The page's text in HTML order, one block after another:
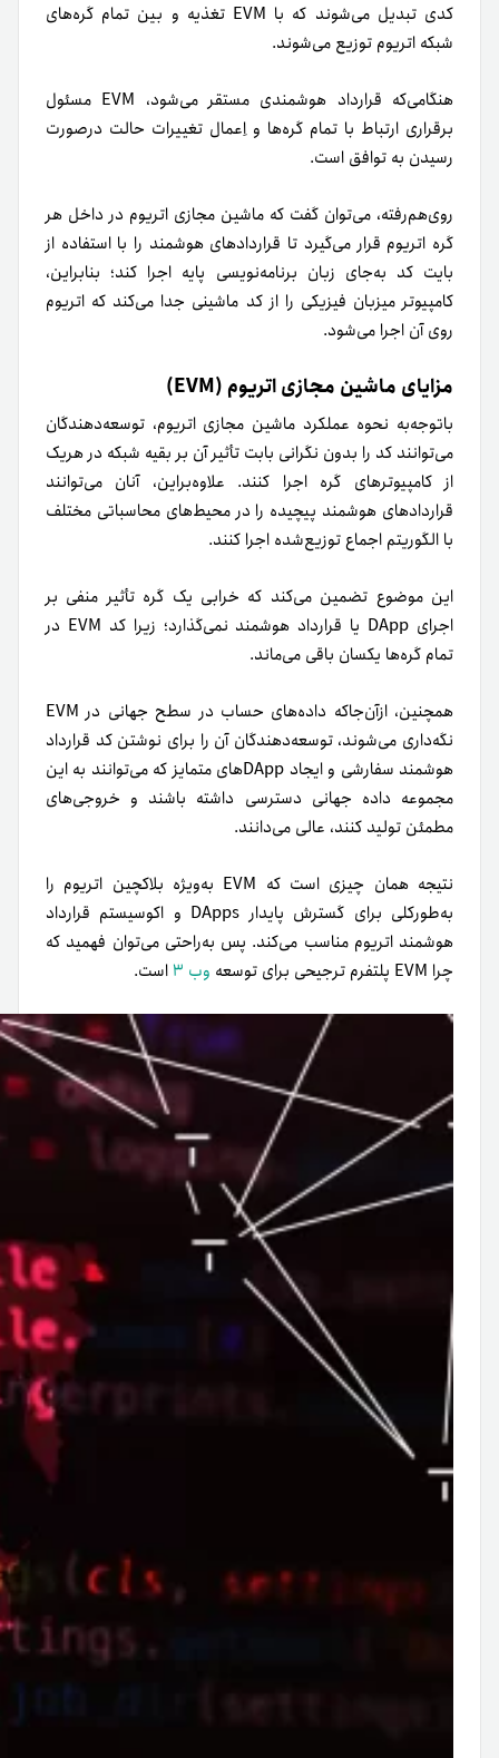
کدی تبدیل می‌شوند که با EVM تغذیه و بین تمام گره‌های
شبکه اتریوم توزیع می‌شوند.
هنگامی‌که قرارداد هوشمندی مستقر می‌شود، EVM مسئول
برقراری ارتباط با تمام گره‌ها و اِعمال تغییرات حالت درصورت
رسیدن به توافق است.
روی‌هم‌رفته، می‌توان گفت که ماشین مجازی اتریوم در داخل هر
گره اتریوم قرار می‌گیرد تا قراردادهای هوشمند را با استفاده از
بایت کد به‌جای زبان برنامه‌نویسی پایه اجرا کند؛ بنابراین،
کامپیوتر میزبان فیزیکی را از کد ماشینی جدا می‌کند که اتریوم
روی آن اجرا می‌شود.
مزایای ماشین مجازی اتریوم (EVM)
باتوجه‌به نحوه عملکرد ماشین مجازی اتریوم، توسعه‌دهندگان
می‌توانند کد را بدون نگرانی بابت تأثیر آن بر بقیه شبکه در هر‌یک
از کامپیوتر‌های گره اجرا کنند. علاوه‌بر‌این، آنان می‌توانند
قراردادهای هوشمند پیچیده را در محیط‌های محاسباتی مختلف
با الگوریتم اجماع توزیع‌شده اجرا کنند.
این موضوع تضمین می‌کند که خرابی یک گره تأثیر منفی بر
اجرای DApp یا قرارداد هوشمند نمی‌گذارد؛ زیرا کد EVM در
تمام گره‌ها یکسان باقی می‌ماند.
همچنین، از‌آن‌جاکه داده‌های حساب در سطح جهانی در EVM
نگه‌داری می‌شوند، توسعه‌دهندگان آن را برای نوشتن کد قرارداد
هوشمند سفارشی و ایجاد DApp‌های متمایز که می‌توانند به این
مجموعه داده جهانی دسترسی داشته باشند و خروجی‌های
مطمئن تولید کنند، عالی می‌دانند.
نتیجه همان چیزی است که EVM به‌ویژه بلاکچین اتریوم را
به‌طورکلی برای گسترش پایدار DApps و اکوسیستم قرارداد
هوشمند اتریوم مناسب می‌کند. پس به‌راحتی می‌توان فهمید که
چرا EVM پلتفرم ترجیحی برای توسعه
وب ۳ است.